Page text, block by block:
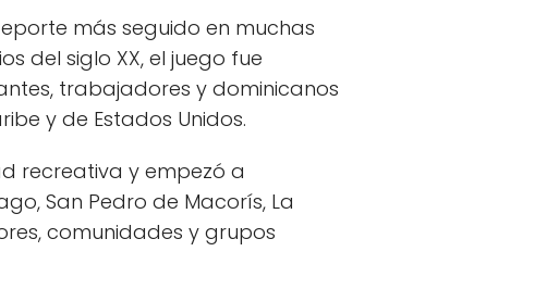
más seguido en muchas
del siglo XX, el juego fue
trabajadores y dominicanos
y de Estados Unidos.
recreativa y empezó a
San Pedro de Macorís, La
comunidades y grupos